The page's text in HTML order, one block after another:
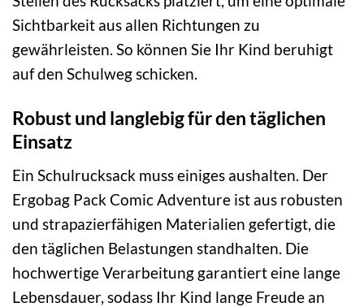
Sichtbarkeit aus allen Richtungen zu
gewährleisten. So können Sie Ihr Kind beruhigt
auf den Schulweg schicken.
Robust und langlebig für den täglichen
Einsatz
Ein Schulrucksack muss einiges aushalten. Der
Ergobag Pack Comic Adventure ist aus robusten
und strapazierfähigen Materialien gefertigt, die
den täglichen Belastungen standhalten. Die
hochwertige Verarbeitung garantiert eine lange
Lebensdauer, sodass Ihr Kind lange Freude an